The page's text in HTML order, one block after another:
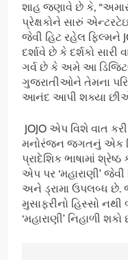
શાહ જણાવે છે કે,
પ્રેક્ષકોને સારું
જેવી હિટ રહેલ ફિલ્મને
દર્શાવે છે કે દર્શકો
ગર્વ છે કે અમે આ ડિજિટલ
ગુજરાતીઓને તેમના
આનંદ આપી શક્યા
JOJO એપ વિશે વાત
મનોરંજન જગતનું એક
પ્રાદેશિક ભાષામાં
એપ પર ‘મહારાણી’
અને ડ્રામા ઉપલબ્ધ
મુસાફરીનો હિસ્સો
‘મહારાણી’ નિહાળી શકો